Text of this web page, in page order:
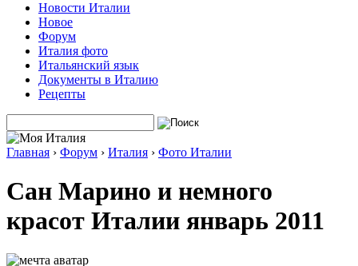
Новости Италии
Новое
Форум
Италия фото
Итальянский язык
Документы в Италию
Рецепты
Главная › Форум › Италия › Фото Италии
Сан Марино и немного
красот Италии январь 2011